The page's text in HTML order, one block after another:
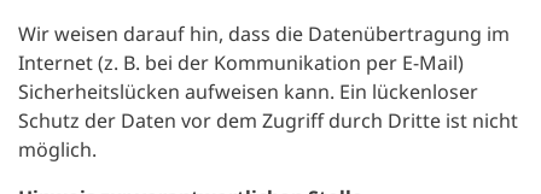
Wir weisen darauf hin, dass die Datenübertragung im
Internet (z. B. bei der Kommunikation per E-Mail)
Sicherheitslücken aufweisen kann. Ein lückenloser
Schutz der Daten vor dem Zugriff durch Dritte ist nicht
möglich.